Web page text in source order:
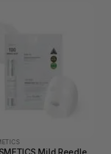
Mild Reedle